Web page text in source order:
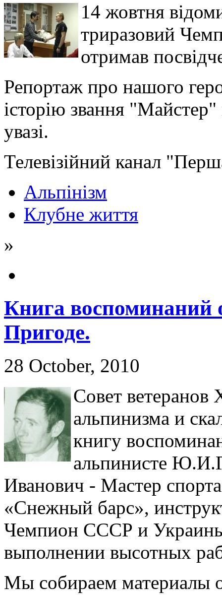
14 жовтня
триразовий
отримав
Репортаж про нашого
історію звання
увазі.
Телевізійний канал
Альпінізм
Клубне життя
»
Книга
Пригоде.
28 October, 2010
Совет ветеранов
альпинизма и
книгу
альпинисте
Иванович - Мастер
«Снежный барс»,
Чемпион СССР и
выполнении высотных
Мы собираем материалы